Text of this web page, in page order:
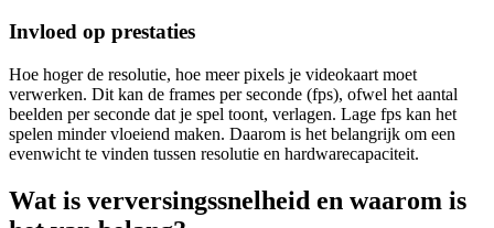
Invloed op prestaties
Hoe hoger de resolutie, hoe meer pixels je videokaart moet
verwerken. Dit kan de frames per seconde (fps), ofwel het aantal
beelden per seconde dat je spel toont, verlagen. Lage fps kan het
spelen minder vloeiend maken. Daarom is het belangrijk om een
evenwicht te vinden tussen resolutie en hardwarecapaciteit.
Wat is verversingssnelheid en waarom is